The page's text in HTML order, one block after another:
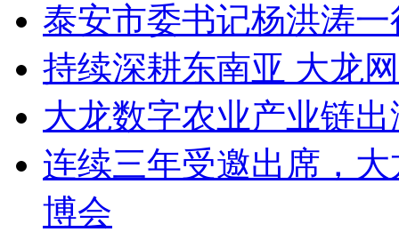
泰安市委书记杨洪涛
持续深耕东南亚 大龙
大龙数字农业产业链
连续三年受邀出席，
博会